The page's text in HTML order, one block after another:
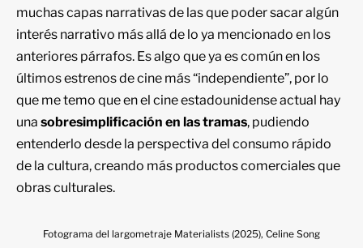
muchas capas narrativas de las que poder sacar algún
interés narrativo más allá de lo ya mencionado en los
anteriores párrafos. Es algo que ya es común en los
últimos estrenos de cine más “independiente”, por lo
que me temo que en el cine estadounidense actual hay
una sobresimplificación en las tramas, pudiendo
entenderlo desde la perspectiva del consumo rápido
de la cultura, creando más productos comerciales que
obras culturales.
Fotograma del largometraje Materialists (2025), Celine Song